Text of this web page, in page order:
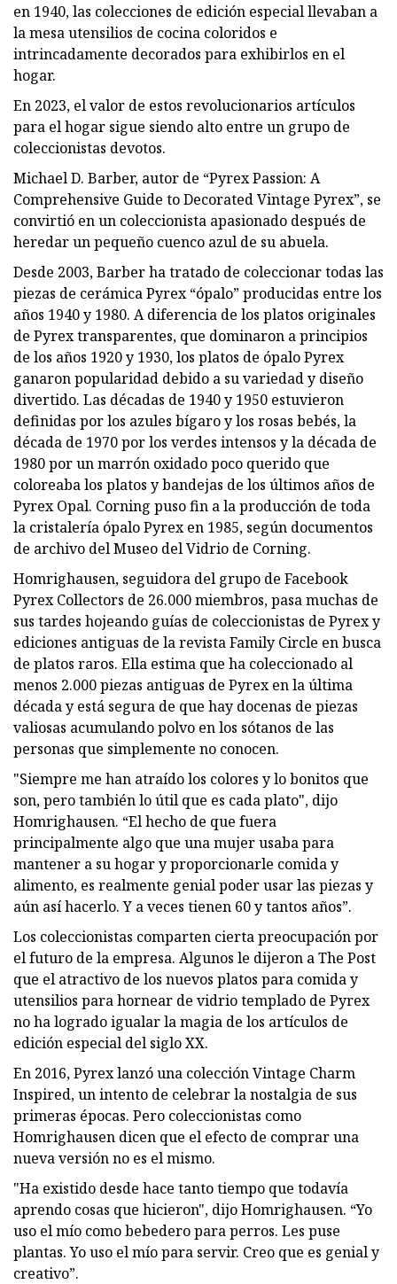
en 1940, las colecciones de edición especial llevaban a
la mesa utensilios de cocina coloridos e
intrincadamente decorados para exhibirlos en el
hogar.
En 2023, el valor de estos revolucionarios artículos
para el hogar sigue siendo alto entre un grupo de
coleccionistas devotos.
Michael D. Barber, autor de “Pyrex Passion: A
Comprehensive Guide to Decorated Vintage Pyrex”, se
convirtió en un coleccionista apasionado después de
heredar un pequeño cuenco azul de su abuela.
Desde 2003, Barber ha tratado de coleccionar todas las
piezas de cerámica Pyrex “ópalo” producidas entre los
años 1940 y 1980. A diferencia de los platos originales
de Pyrex transparentes, que dominaron a principios
de los años 1920 y 1930, los platos de ópalo Pyrex
ganaron popularidad debido a su variedad y diseño
divertido. Las décadas de 1940 y 1950 estuvieron
definidas por los azules bígaro y los rosas bebés, la
década de 1970 por los verdes intensos y la década de
1980 por un marrón oxidado poco querido que
coloreaba los platos y bandejas de los últimos años de
Pyrex Opal. Corning puso fin a la producción de toda
la cristalería ópalo Pyrex en 1985, según documentos
de archivo del Museo del Vidrio de Corning.
Homrighausen, seguidora del grupo de Facebook
Pyrex Collectors de 26.000 miembros, pasa muchas de
sus tardes hojeando guías de coleccionistas de Pyrex y
ediciones antiguas de la revista Family Circle en busca
de platos raros. Ella estima que ha coleccionado al
menos 2.000 piezas antiguas de Pyrex en la última
década y está segura de que hay docenas de piezas
valiosas acumulando polvo en los sótanos de las
personas que simplemente no conocen.
"Siempre me han atraído los colores y lo bonitos que
son, pero también lo útil que es cada plato", dijo
Homrighausen. “El hecho de que fuera
principalmente algo que una mujer usaba para
mantener a su hogar y proporcionarle comida y
alimento, es realmente genial poder usar las piezas y
aún así hacerlo. Y a veces tienen 60 y tantos años”.
Los coleccionistas comparten cierta preocupación por
el futuro de la empresa. Algunos le dijeron a The Post
que el atractivo de los nuevos platos para comida y
utensilios para hornear de vidrio templado de Pyrex
no ha logrado igualar la magia de los artículos de
edición especial del siglo XX.
En 2016, Pyrex lanzó una colección Vintage Charm
Inspired, un intento de celebrar la nostalgia de sus
primeras épocas. Pero coleccionistas como
Homrighausen dicen que el efecto de comprar una
nueva versión no es el mismo.
"Ha existido desde hace tanto tiempo que todavía
aprendo cosas que hicieron", dijo Homrighausen. “Yo
uso el mío como bebedero para perros. Les puse
plantas. Yo uso el mío para servir. Creo que es genial y
creativo”.